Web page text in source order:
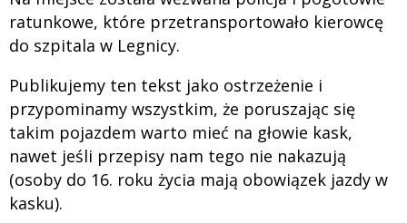
ratunkowe, które przetransportowało kierowcę
do szpitala w Legnicy.
Publikujemy ten tekst jako ostrzeżenie i
przypominamy wszystkim, że poruszając się
takim pojazdem warto mieć na głowie kask,
nawet jeśli przepisy nam tego nie nakazują
(osoby do 16. roku życia mają obowiązek jazdy w
kasku).